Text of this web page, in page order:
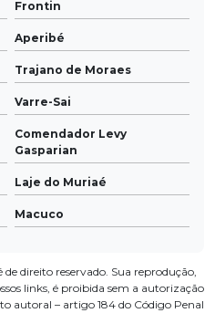
Frontin
Aperibé
Trajano de Moraes
Varre-Sai
Comendador Levy
Gasparian
Laje do Muriaé
Macuco
direito reservado. Sua reprodução,
links, é proibida sem a autorização
autoral – artigo 184 do Código Penal